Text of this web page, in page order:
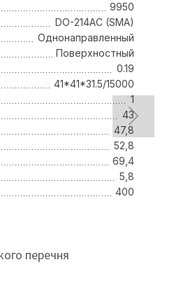
9950
DO-214AC (SMA)
Однонаправленный
Поверхностный
0.19
41*41*31.5/15000
1
43
47,8
52,8
69,4
5,8
400
перечня